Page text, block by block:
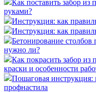
Как поставить забор из
руками?
Инструкция: как
Инструкция: как
Бетонирование столбов
нужно ли?
Как покрасить забор
краски и особенности
Пошаговая инструкция:
профнастила